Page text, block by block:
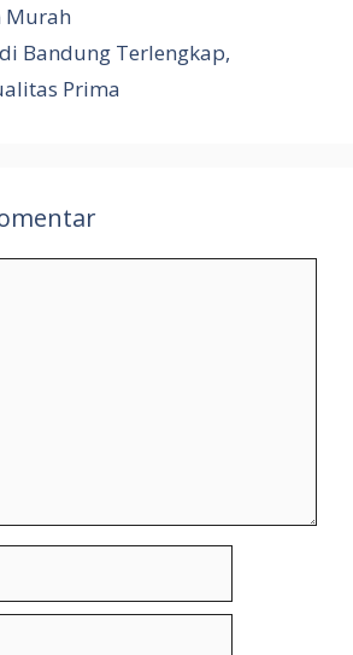
Murah
Bandung Terlengkap,
Prima